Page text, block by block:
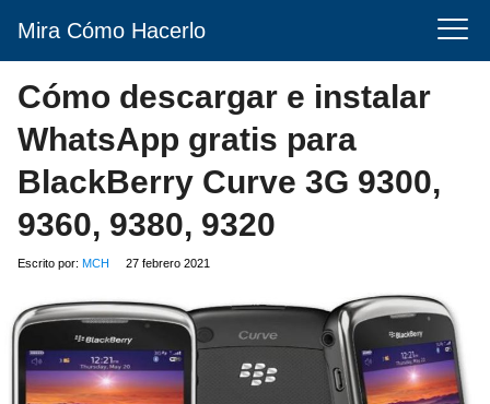
Mira Cómo Hacerlo
Cómo descargar e instalar
WhatsApp gratis para
BlackBerry Curve 3G 9300,
9360, 9380, 9320
Escrito por: MCH 27 febrero 2021